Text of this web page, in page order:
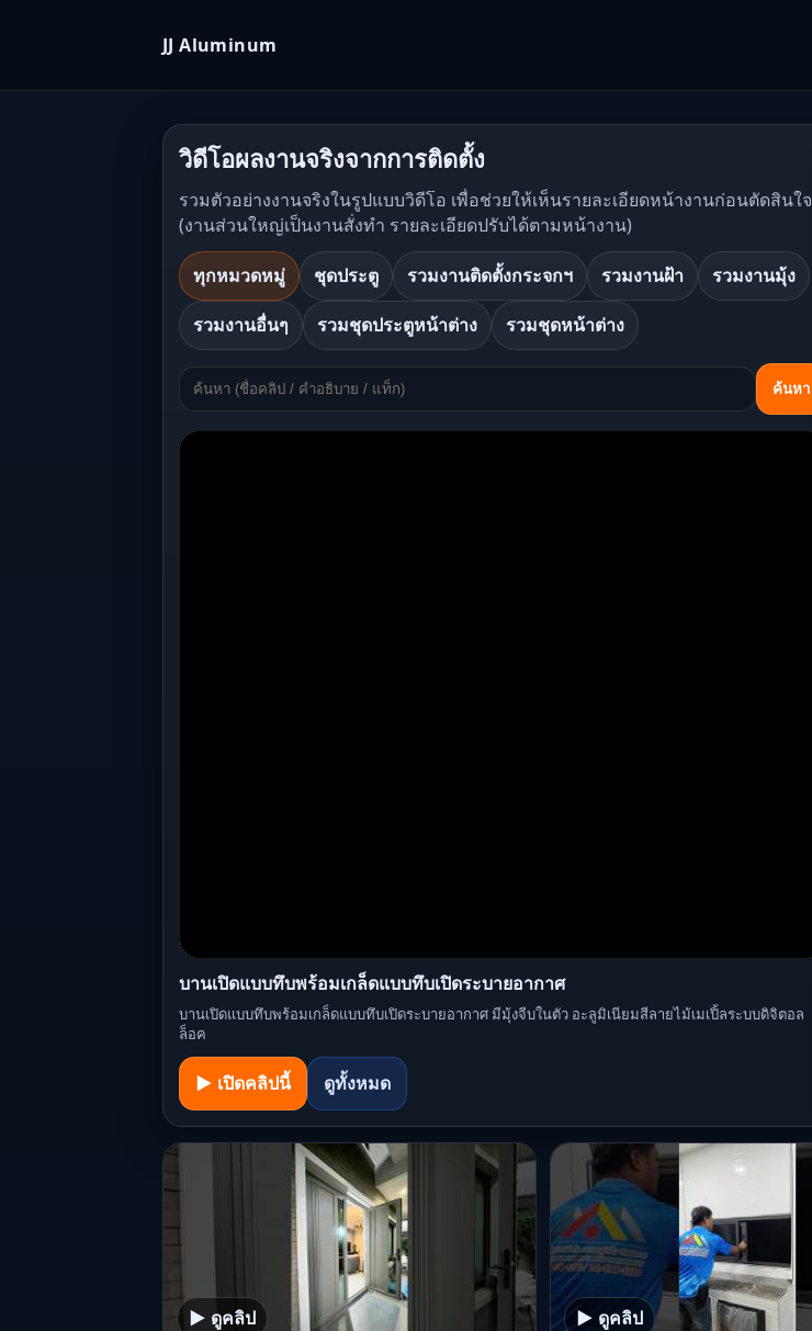
JJ Aluminum
วิดีโอผลงานจริงจากการติดตั้ง
รวมตัวอย่างงานจริงในรูปแบบวิดีโอ เพื่อช่วยให้เห็นรายละเอียดหน้างานก่อนตัดสินใจ
(งานส่วนใหญ่เป็นงานสั่งทำ รายละเอียดปรับได้ตามหน้างาน)
ทุกหมวดหมู่ ชุดประตู รวมงานติดตั้งกระจกฯ รวมงานฝ้า รวมงานมุ้ง
รวมงานอื่นๆ รวมชุดประตูหน้าต่าง รวมชุดหน้าต่าง
ค้นหา
บานเปิดแบบทึบพร้อมเกล็ดแบบทึบเปิดระบายอากาศ
บานเปิดแบบทึบพร้อมเกล็ดแบบทึบเปิดระบายอากาศ มีมุ้งจีบในตัว อะลูมิเนียมสีลายไม้เมเปิ้ลระบบดิจิตอล
ล็อค
▶ เปิดคลิปนี้ ดูทั้งหมด
▶ ดูคลิป ▶ ดูคลิป